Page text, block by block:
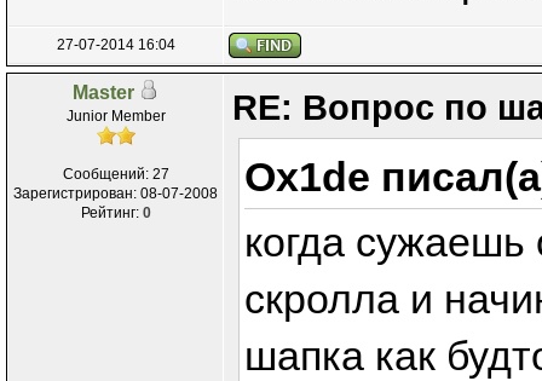
27-07-2014 16:04
Master
Junior Member
Сообщений: 27
Зарегистрирован: 08-07-2008
Рейтинг: 0
RE: Вопрос по
Ox1de
когда сужаешь
скролла и
шапка как